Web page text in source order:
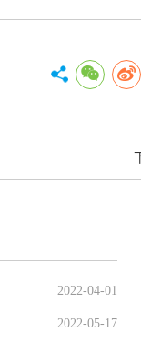
2022-04-01
2022-05-17